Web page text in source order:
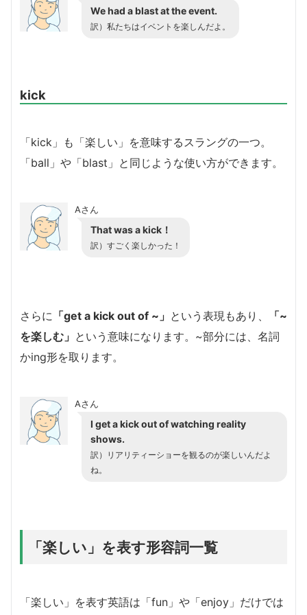
We had a blast at the event.
訳）私たちはイベントを楽しんだよ。
kick
「kick」も「楽しい」を意味するスラングの一つ。
「ball」や「blast」と同じような使い方ができます。
Aさん
That was a kick！
訳）すごく楽しかった！
さらに 「get a kick out of ~」 という表現もあり、
「~
を楽しむ」 という意味になります。~部分には、名詞
かing形を取ります。
Aさん
I get a kick out of watching reality
shows.
訳）リアリティーショーを観るのが楽しいんだよ
ね。
「楽しい」を表す形容詞一覧
「楽しい」を表す英語は「fun」や「enjoy」だけでは